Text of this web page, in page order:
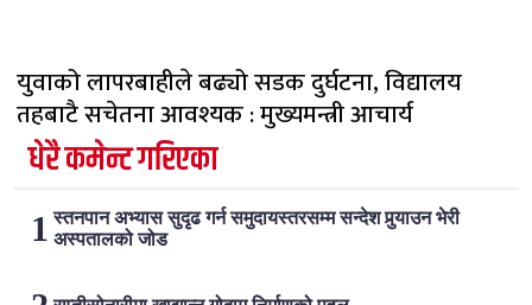
युवाको लापरबाहीले बढ्यो सडक दुर्घटना, विद्यालय
तहबाटै सचेतना आवश्यक : मुख्यमन्त्री आचार्य
धेरै कमेन्ट गरिएका
स्तनपान अभ्यास सुदृढ गर्न समुदायस्तरसम्म सन्देश पुर्‍याउन भेरी
अस्पतालको जोड